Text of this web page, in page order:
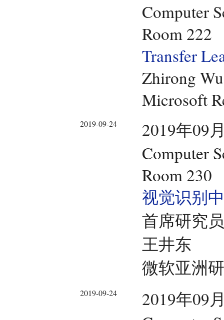
Computer
Room 222
Transfer
Zhirong Wu
Microsoft
2019-09-24
2019年09
Computer
Room 230
视觉识别
首席研究员
王井东
微软亚洲
2019-09-24
2019年09